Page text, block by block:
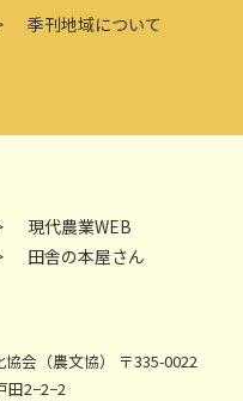
季刊地域について
現代農業WEB
田舎の本屋さん
会（農文協） 〒335-0022
田2−2−2